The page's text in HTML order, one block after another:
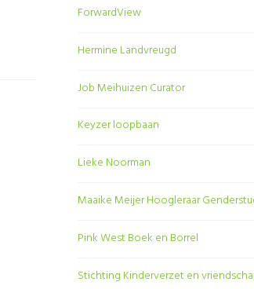
ForwardView
Hermine Landvreugd
Job Meihuizen Curator
Keyzer loopbaan
Lieke Noorman
Maaike Meijer Hoogleraar
Pink West Boek en Borrel
Stichting Kinderverzet en